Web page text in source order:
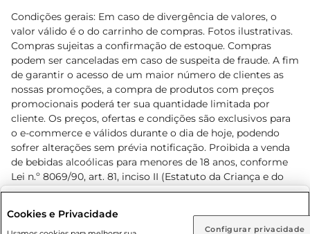
Condições gerais: Em caso de divergência de valores, o
valor válido é o do carrinho de compras. Fotos ilustrativas.
Compras sujeitas a confirmação de estoque. Compras
podem ser canceladas em caso de suspeita de fraude. A fim
de garantir o acesso de um maior número de clientes as
nossas promoções, a compra de produtos com preços
promocionais poderá ter sua quantidade limitada por
cliente. Os preços, ofertas e condições são exclusivos para
o e-commerce e válidos durante o dia de hoje, podendo
sofrer alterações sem prévia notificação. Proibida a venda
de bebidas alcoólicas para menores de 18 anos, conforme
Lei n.º 8069/90, art. 81, inciso II (Estatuto da Criança e do
Adolescente). Preços e condições exclusivos para o
prévio. O valor mínimo para as compras on-line é de R$
Cookies e Privacidade
Configurar privacidade